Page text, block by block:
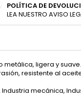
POLÍTICA DE
LEA NUESTRO AVISO
metálica, ligera y
resistente al
mecánica,